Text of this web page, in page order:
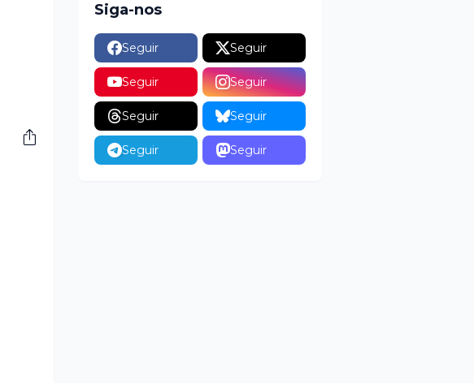
Siga-nos
Seguir Seguir
Seguir Seguir
Seguir Seguir
Seguir Seguir